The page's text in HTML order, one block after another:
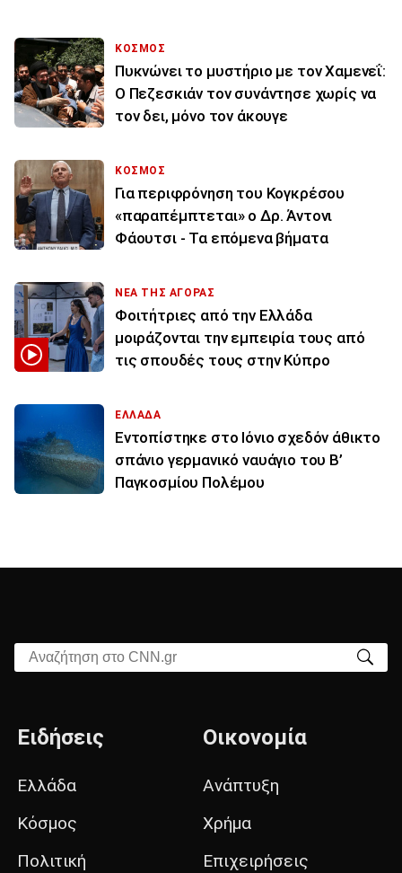
ΚΟΣΜΟΣ
Πυκνώνει το μυστήριο με τον Χαμενεΐ:
Ο Πεζεσκιάν τον συνάντησε χωρίς να
τον δει, μόνο τον άκουγε
ΚΟΣΜΟΣ
Για περιφρόνηση του Κογκρέσου
«παραπέμπτεται» ο Δρ. Άντονι
Φάουτσι - Τα επόμενα βήματα
ΝΕΑ ΤΗΣ ΑΓΟΡΑΣ
Φοιτήτριες από την Ελλάδα
μοιράζονται την εμπειρία τους από
τις σπουδές τους στην Κύπρο
ΕΛΛΑΔΑ
Εντοπίστηκε στο Ιόνιο σχεδόν άθικτο
σπάνιο γερμανικό ναυάγιο του Β’
Παγκοσμίου Πολέμου
Αναζήτηση στο CNN.gr
Ειδήσεις
Ελλάδα
Κόσμος
Πολιτική
Οικονομία
Ανάπτυξη
Χρήμα
Επιχειρήσεις